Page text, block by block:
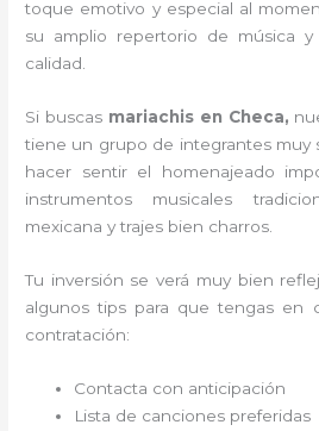
toque emotivo y especial al
su amplio repertorio de música
calidad.
Si buscas mariachis en Checa,
tiene un grupo de integrantes muy
hacer sentir el homenajeado
instrumentos musicales
mexicana y trajes bien charros.
Tu inversión se verá muy bien
algunos tips para que tengas en
contratación:
Contacta con anticipación
Lista de canciones preferidas